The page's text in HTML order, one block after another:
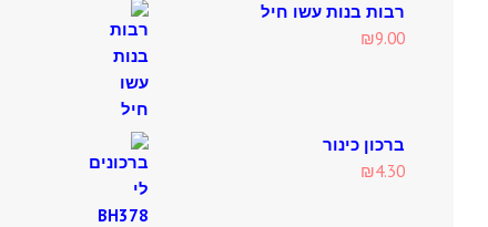
רבות בנות עשו חיל
₪9.00
ברכון כינור
₪4.30